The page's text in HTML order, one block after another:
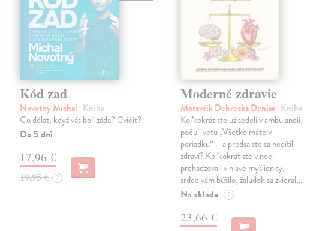
Kód zad
Novotný Michal | Kniha
Co dělat, když vás bolí záda? Cvičit?
Do 5 dní
17,96 €
19,95 € ?
Moderné zdravie
Moravčík Debrecká Denisa| Kniha
Koľkokrát ste už sedeli v ambulancii,
počuli vetu „Všetko máte v
poriadku“ – a predsa ste sa necítili
zdraví? Koľkokrát ste v noci
prehadzovali v hlave myšlienky,
srdce vám búšilo, žalúdok sa zvieral,…
Na sklade ?
23,66 €